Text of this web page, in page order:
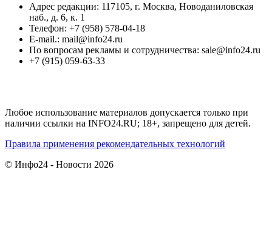
Адрес редакции: 117105, г. Москва, Новоданиловская
наб., д. 6, к. 1
Телефон: +7 (958) 578-04-18
E-mail.: mail@info24.ru
По вопросам рекламы и сотрудничества: sale@info24.ru
+7 (915) 059-63-33
Любое использование материалов допускается только при
наличии ссылки на INFO24.RU; 18+, запрещено для детей.
Правила применения рекомендательных технологий
© Инфо24 - Новости 2026